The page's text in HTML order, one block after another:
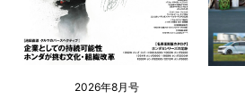
2026年8月号